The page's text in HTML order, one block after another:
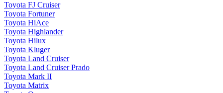
Toyota FJ Cruiser
Toyota Fortuner
Toyota HiAce
Toyota Highlander
Toyota Hilux
Toyota Kluger
Toyota Land Cruiser
Toyota Land Cruiser Prado
Toyota Mark II
Toyota Matrix